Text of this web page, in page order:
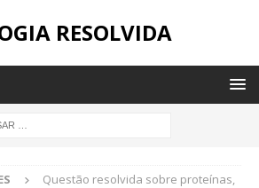
RESOLVIDA
Questão resolvida sobre proteínas,